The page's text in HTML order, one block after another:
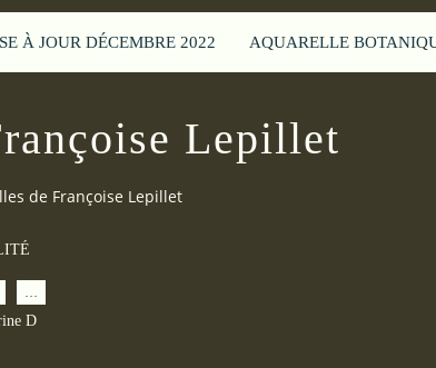
À JOUR DÉCEMBRE 2022 AQUARELLE
Lepillet
de Françoise Lepillet
D